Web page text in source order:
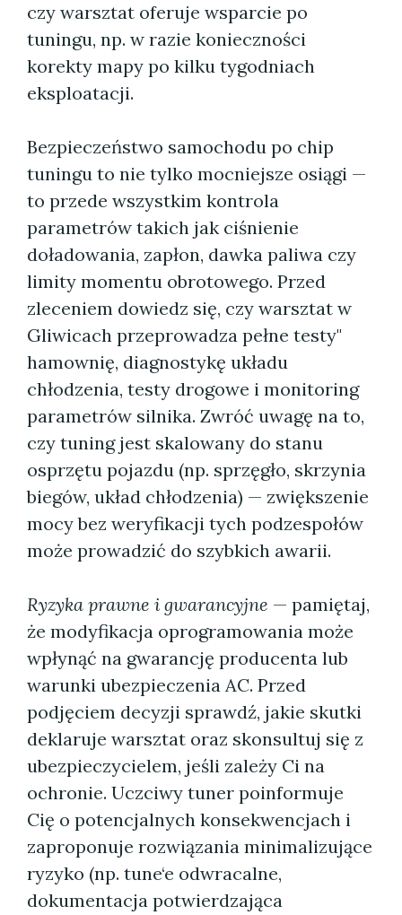
czy warsztat oferuje wsparcie po
tuningu, np. w razie konieczności
korekty mapy po kilku tygodniach
eksploatacji.
Bezpieczeństwo samochodu po chip
tuningu to nie tylko mocniejsze osiągi —
to przede wszystkim kontrola
parametrów takich jak ciśnienie
doładowania, zapłon, dawka paliwa czy
limity momentu obrotowego. Przed
zleceniem dowiedz się, czy warsztat w
Gliwicach przeprowadza pełne testy"
hamownię, diagnostykę układu
chłodzenia, testy drogowe i monitoring
parametrów silnika. Zwróć uwagę na to,
czy tuning jest skalowany do stanu
osprzętu pojazdu (np. sprzęgło, skrzynia
biegów, układ chłodzenia) — zwiększenie
mocy bez weryfikacji tych podzespołów
może prowadzić do szybkich awarii.
Ryzyka prawne i gwarancyjne — pamiętaj,
że modyfikacja oprogramowania może
wpłynąć na gwarancję producenta lub
warunki ubezpieczenia AC. Przed
podjęciem decyzji sprawdź, jakie skutki
deklaruje warsztat oraz skonsultuj się z
ubezpieczycielem, jeśli zależy Ci na
ochronie. Uczciwy tuner poinformuje
Cię o potencjalnych konsekwencjach i
zaproponuje rozwiązania minimalizujące
ryzyko (np. tune‘e odwracalne,
dokumentacja potwierdzająca